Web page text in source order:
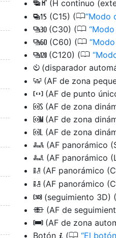
X (H continuo
A (C15) (0 Modo
A (C30) (0
C (C60) (0
B (C120) (0
E (disparador
3 (AF de zona
d (AF de punto
d (AF de zona
e (AF de zona
f (AF de zona
f (AF panorámico
g (AF panorámico
8 (AF panorámico
9 (AF panorámico
u (seguimiento 3D) (
n (AF de
h (AF de zona
Botón i (0 El botón